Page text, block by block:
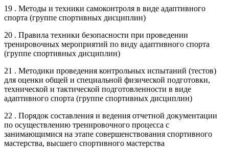
19 . Методы и техники самоконтроля в виде адаптивного
спорта (группе спортивных дисциплин)
20 . Правила техники безопасности при проведении
тренировочных мероприятий по виду адаптивного спорта
(группе спортивных дисциплин)
21 . Методики проведения контрольных испытаний (тестов)
для оценки общей и специальной физической подготовки,
технической и тактической подготовленности в виде
адаптивного спорта (группе спортивных дисциплин)
22 . Порядок составления и ведения отчетной документации
по осуществлению тренировочного процесса с
занимающимися на этапе совершенствования спортивного
мастерства, высшего спортивного мастерства